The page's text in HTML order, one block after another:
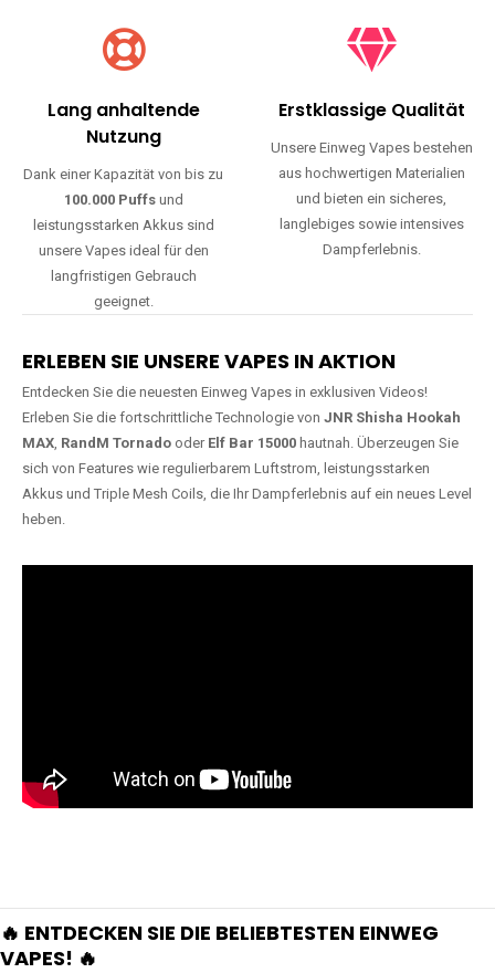
Lang anhaltende
Nutzung
Dank einer Kapazität von bis zu
100.000 Puffsund
leistungsstarken Akkus sind
unsere Vapes ideal für den
langfristigen Gebrauch
geeignet.
Erstklassige Qualität
Unsere Einweg Vapes bestehen
aus hochwertigen Materialien
und bieten ein sicheres,
langlebiges sowie intensives
Dampferlebnis.
ERLEBEN SIE UNSERE VAPES IN AKTION
Entdecken Sie die neuesten Einweg Vapes in exklusiven Videos!
Erleben Sie die fortschrittliche Technologie von JNR Shisha Hookah
MAX, RandM Tornado oder Elf Bar 15000 hautnah. Überzeugen Sie
sich von Features wie regulierbarem Luftstrom, leistungsstarken
Akkus und Triple Mesh Coils, die Ihr Dampferlebnis auf ein neues Level
heben.
🔥 ENTDECKEN SIE DIE BELIEBTESTEN EINWEG
VAPES! 🔥